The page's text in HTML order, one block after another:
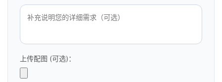
上传配图 (可选)：